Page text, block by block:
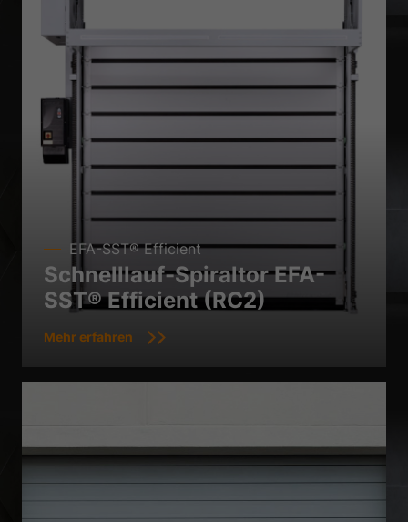
EFA-SST® Efficient
Schnelllauf-Spiraltor EFA-
SST® Efficient (RC2)
Mehr erfahren